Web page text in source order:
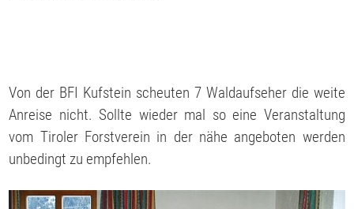
Von der BFI Kufstein scheuten 7 Waldaufseher die weite
Anreise nicht. Sollte wieder mal so eine Veranstaltung
vom Tiroler Forstverein in der nähe angeboten werden
unbedingt zu empfehlen.